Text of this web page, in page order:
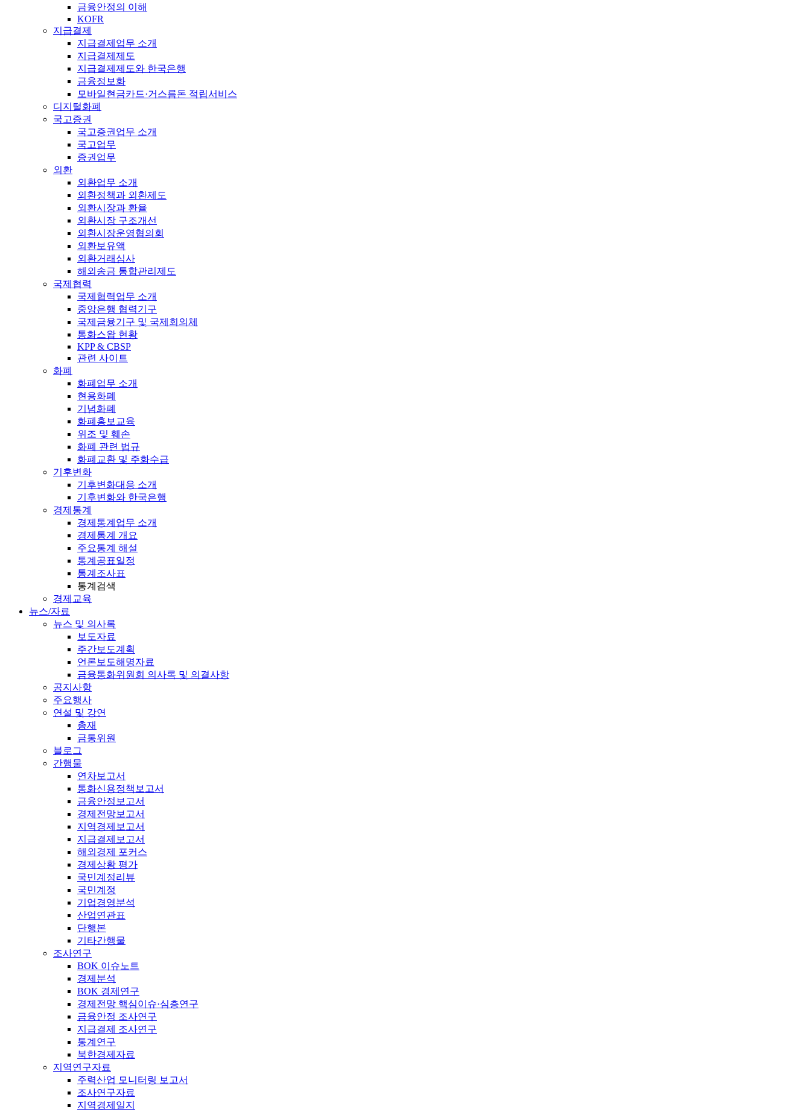
금융안정의 이해
KOFR
지급결제
지급결제업무 소개
지급결제제도
지급결제제도와 한국은행
금융정보화
모바일현금카드·거스름돈 적립서비스
디지털화폐
국고증권
국고증권업무 소개
국고업무
증권업무
외환
외환업무 소개
외환정책과 외환제도
외환시장과 환율
외환시장 구조개선
외환시장운영협의회
외환보유액
외환거래심사
해외송금 통합관리제도
국제협력
국제협력업무 소개
중앙은행 협력기구
국제금융기구 및 국제회의체
통화스왑 현황
KPP & CBSP
관련 사이트
화폐
화폐업무 소개
현용화폐
기념화폐
화폐홍보교육
위조 및 훼손
화폐 관련 법규
화폐교환 및 주화수급
기후변화
기후변화대응 소개
기후변화와 한국은행
경제통계
경제통계업무 소개
경제통계 개요
주요통계 해설
통계공표일정
통계조사표
통계검색
경제교육
뉴스/자료
뉴스 및 의사록
보도자료
주간보도계획
언론보도해명자료
금융통화위원회 의사록 및 의결사항
공지사항
주요행사
연설 및 강연
총재
금통위원
블로그
간행물
연차보고서
통화신용정책보고서
금융안정보고서
경제전망보고서
지역경제보고서
지급결제보고서
해외경제 포커스
경제상황 평가
국민계정리뷰
국민계정
기업경영분석
산업연관표
단행본
기타간행물
조사연구
BOK 이슈노트
경제분석
BOK 경제연구
경제전망 핵심이슈·심층연구
금융안정 조사연구
지급결제 조사연구
통계연구
북한경제자료
지역연구자료
주력산업 모니터링 보고서
조사연구자료
지역경제일지